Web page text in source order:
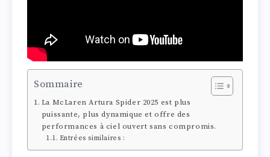
Sommaire
La McLaren Artura Spider 2025 est plus
puissante, plus dynamique et offre des
performances à ciel ouvert sans compromis.
Entrées similaires :